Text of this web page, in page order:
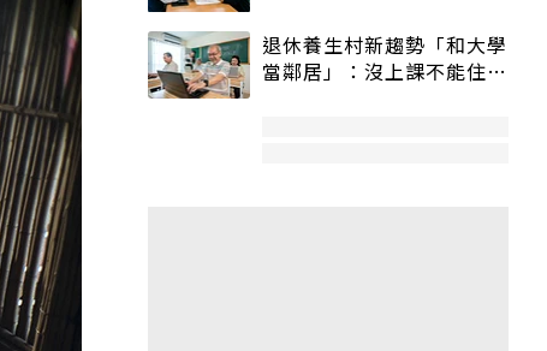
退休養生村新趨勢「和大學
當鄰居」：沒上課不能住、